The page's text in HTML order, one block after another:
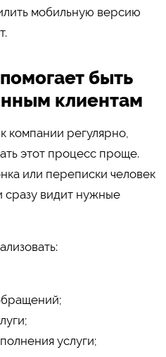
мобильную версию
быть
клиентам
компании регулярно,
этот процесс проще.
или переписки человек
видит нужные
услуги;